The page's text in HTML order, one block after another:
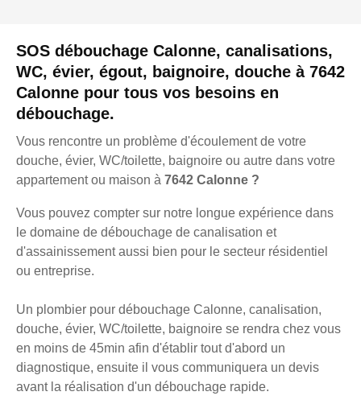
SOS débouchage Calonne, canalisations,
WC, évier, égout, baignoire, douche à 7642
Calonne pour tous vos besoins en
débouchage.
Vous rencontre un problème d'écoulement de votre
douche, évier, WC/toilette, baignoire ou autre dans votre
appartement ou maison à 7642 Calonne ?
Vous pouvez compter sur notre longue expérience dans
le domaine de débouchage de canalisation et
d'assainissement aussi bien pour le secteur résidentiel
ou entreprise.
Un plombier pour débouchage Calonne, canalisation,
douche, évier, WC/toilette, baignoire se rendra chez vous
en moins de 45min afin d'établir tout d'abord un
diagnostique, ensuite il vous communiquera un devis
avant la réalisation d'un débouchage rapide.